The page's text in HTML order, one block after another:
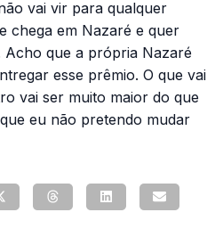
vai vir para qualquer
chega em Nazaré e quer
que a própria Nazaré
esse prêmio. O que vai
vai ser muito maior do que
eu não pretendo mudar